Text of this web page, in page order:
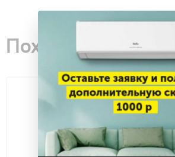
Похожие товары